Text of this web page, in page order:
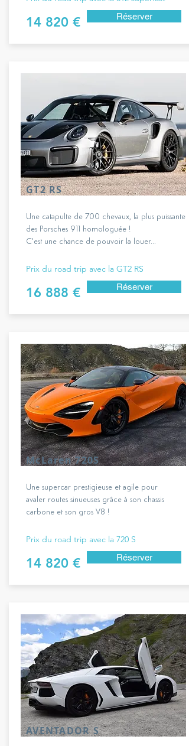
14 820 € Réserver
Une catapulte de 700 chevaux, la plus puissante
des Porsches 911 homologuée !
C'est une chance de pouvoir la louer...
GT2 RS
Prix du road trip avec la GT2 RS
16 888 € Réserver
Une supercar prestigieuse et agile pour
avaler routes sinueuses grâce à son chassis
carbone et son gros V8 !
McLaren 720S
Prix du road trip avec la 720 S
14 820 € Réserver
AVENTADOR S